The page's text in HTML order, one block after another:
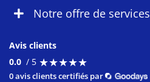
Notre offre de services
Avis clients
0.0 / 5 ★★★★★
★★★★★
0 avis clients certifiés par